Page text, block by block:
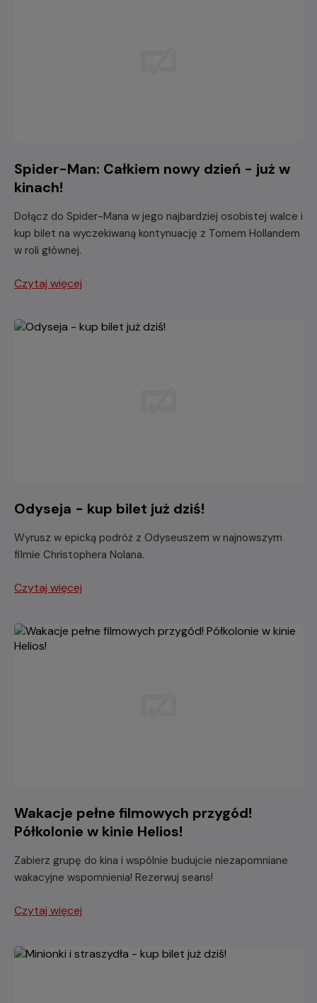
Spider-Man: Całkiem nowy dzień - już w
kinach!
Dołącz do Spider-Mana w jego najbardziej osobistej walce i
kup bilet na wyczekiwaną kontynuację z Tomem Hollandem
w roli głównej.
Czytaj więcej
Odyseja - kup bilet już dziś!
Wyrusz w epicką podróż z Odyseuszem w najnowszym
filmie Christophera Nolana.
Czytaj więcej
Wakacje pełne filmowych przygód!
Półkolonie w kinie Helios!
Zabierz grupę do kina i wspólnie budujcie niezapomniane
wakacyjne wspomnienia! Rezerwuj seans!
Czytaj więcej